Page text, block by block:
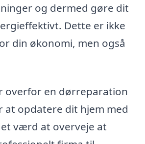
og dermed gøre dit
Dette er ikke
din økonomi, men også
overfor en dørreparation
at opdatere dit hjem med
værd at overveje at